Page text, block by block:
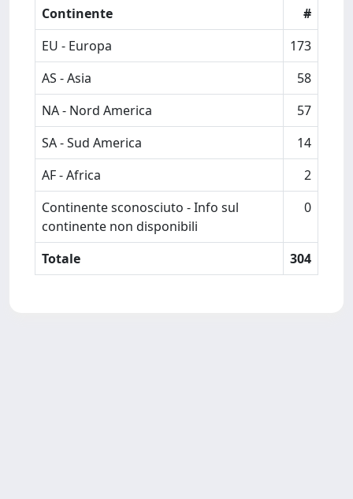
Continente
#
EU - Europa
173
AS - Asia
58
NA - Nord America
57
SA - Sud America
14
AF - Africa
2
Continente sconosciuto - Info sul
continente non disponibili
0
Totale 304